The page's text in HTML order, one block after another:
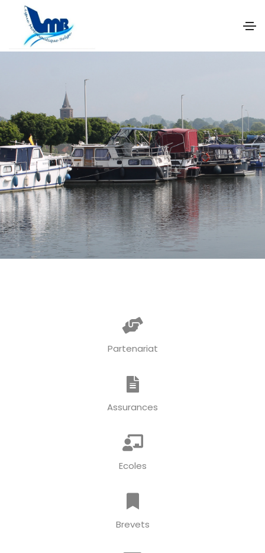
Partenariat
Assurances
Ecoles
Brevets